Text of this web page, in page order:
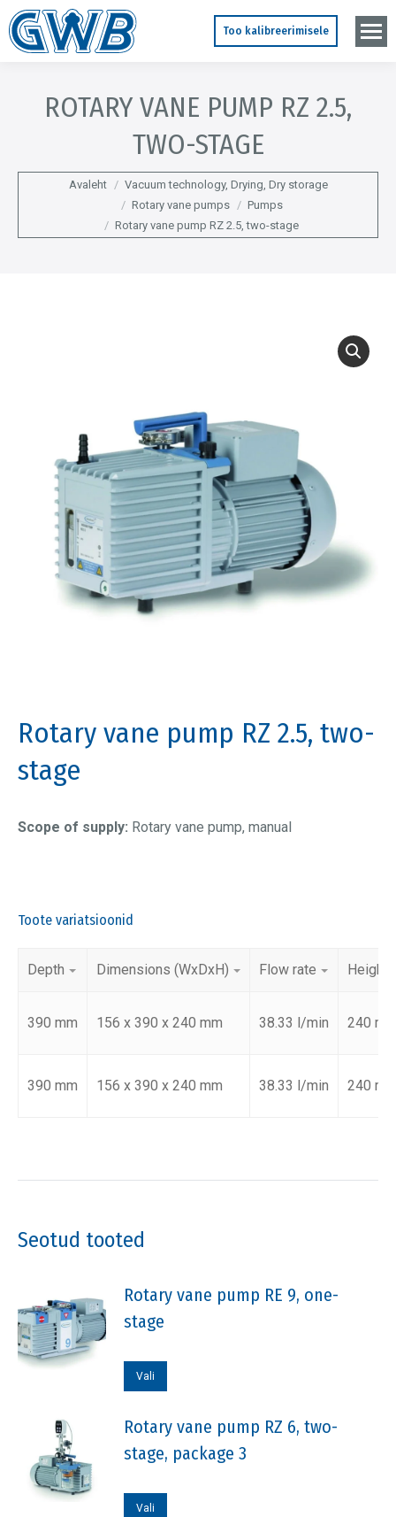
Too kalibreerimisele
ROTARY VANE PUMP RZ 2.5,
TWO-STAGE
You are here:
Avaleht
Vacuum technology, Drying, Dry storage
Rotary vane pumps
Pumps
Rotary vane pump RZ 2.5, two-stage
Rotary vane pump RZ 2.5, two-
stage
Scope of supply: Rotary vane pump, manual
Toote variatsioonid
Depth Dimensions (WxDxH) Flow rate Height
390 mm 156 x 390 x 240 mm 38.33 l/min 240
390 mm 156 x 390 x 240 mm 38.33 l/min 240
Seotud tooted
Rotary vane pump RE 9, one-
stage
Vali
tootel
on
mitu
Valikuid
Rotary vane pump RZ 6, two-
stage, package 3
Vali